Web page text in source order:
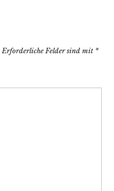
Erforderliche Felder sind mit *